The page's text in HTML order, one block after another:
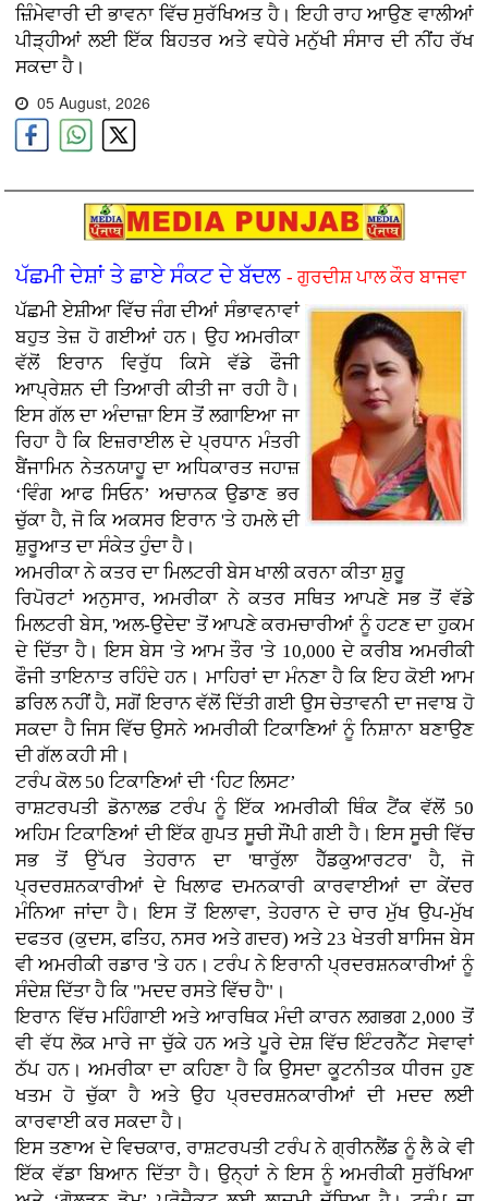
ਜ਼ਿੰਮੇਵਾਰੀ ਦੀ ਭਾਵਨਾ ਵਿੱਚ ਸੁਰੱਖਿਅਤ ਹੈ। ਇਹੀ ਰਾਹ ਆਉਣ ਵਾਲੀਆਂ
ਪੀੜ੍ਹੀਆਂ ਲਈ ਇੱਕ ਬਿਹਤਰ ਅਤੇ ਵਧੇਰੇ ਮਨੁੱਖੀ ਸੰਸਾਰ ਦੀ ਨੀਂਹ ਰੱਖ
ਸਕਦਾ ਹੈ।
05 August, 2026
ਪੱਛਮੀ ਦੇਸ਼ਾਂ ਤੇ ਛਾਏ ਸੰਕਟ ਦੇ ਬੱਦਲ- ਗੁਰਦੀਸ਼ ਪਾਲ ਕੌਰ ਬਾਜਵਾ
ਪੱਛਮੀ ਏਸ਼ੀਆ ਵਿੱਚ ਜੰਗ ਦੀਆਂ ਸੰਭਾਵਨਾਵਾਂ
ਬਹੁਤ ਤੇਜ਼ ਹੋ ਗਈਆਂ ਹਨ। ਉਹ ਅਮਰੀਕਾ
ਵੱਲੋਂ ਇਰਾਨ ਵਿਰੁੱਧ ਕਿਸੇ ਵੱਡੇ ਫੌਜੀ
ਆਪ੍ਰੇਸ਼ਨ ਦੀ ਤਿਆਰੀ ਕੀਤੀ ਜਾ ਰਹੀ ਹੈ।
ਇਸ ਗੱਲ ਦਾ ਅੰਦਾਜ਼ਾ ਇਸ ਤੋਂ ਲਗਾਇਆ ਜਾ
ਰਿਹਾ ਹੈ ਕਿ ਇਜ਼ਰਾਈਲ ਦੇ ਪ੍ਰਧਾਨ ਮੰਤਰੀ
ਬੈਂਜਾਮਿਨ ਨੇਤਨਯਾਹੂ ਦਾ ਅਧਿਕਾਰਤ ਜਹਾਜ਼
‘ਵਿੰਗ ਆਫ ਸਿਓਨ’ ਅਚਾਨਕ ਉਡਾਣ ਭਰ
ਚੁੱਕਾ ਹੈ, ਜੋ ਕਿ ਅਕਸਰ ਇਰਾਨ 'ਤੇ ਹਮਲੇ ਦੀ
ਸ਼ੁਰੂਆਤ ਦਾ ਸੰਕੇਤ ਹੁੰਦਾ ਹੈ।
ਅਮਰੀਕਾ ਨੇ ਕਤਰ ਦਾ ਮਿਲਟਰੀ ਬੇਸ ਖਾਲੀ ਕਰਨਾ ਕੀਤਾ ਸ਼ੁਰੂ
ਰਿਪੋਰਟਾਂ ਅਨੁਸਾਰ, ਅਮਰੀਕਾ ਨੇ ਕਤਰ ਸਥਿਤ ਆਪਣੇ ਸਭ ਤੋਂ ਵੱਡੇ
ਮਿਲਟਰੀ ਬੇਸ, 'ਅਲ-ਉਦੇਦ' ਤੋਂ ਆਪਣੇ ਕਰਮਚਾਰੀਆਂ ਨੂੰ ਹਟਣ ਦਾ ਹੁਕਮ
ਦੇ ਦਿੱਤਾ ਹੈ। ਇਸ ਬੇਸ 'ਤੇ ਆਮ ਤੌਰ 'ਤੇ 10,000 ਦੇ ਕਰੀਬ ਅਮਰੀਕੀ
ਫੌਜੀ ਤਾਇਨਾਤ ਰਹਿੰਦੇ ਹਨ। ਮਾਹਿਰਾਂ ਦਾ ਮੰਨਣਾ ਹੈ ਕਿ ਇਹ ਕੋਈ ਆਮ
ਡਰਿਲ ਨਹੀਂ ਹੈ, ਸਗੋਂ ਇਰਾਨ ਵੱਲੋਂ ਦਿੱਤੀ ਗਈ ਉਸ ਚੇਤਾਵਨੀ ਦਾ ਜਵਾਬ ਹੋ
ਸਕਦਾ ਹੈ ਜਿਸ ਵਿੱਚ ਉਸਨੇ ਅਮਰੀਕੀ ਟਿਕਾਣਿਆਂ ਨੂੰ ਨਿਸ਼ਾਨਾ ਬਣਾਉਣ
ਦੀ ਗੱਲ ਕਹੀ ਸੀ।
ਟਰੰਪ ਕੋਲ 50 ਟਿਕਾਣਿਆਂ ਦੀ ‘ਹਿਟ ਲਿਸਟ’
ਰਾਸ਼ਟਰਪਤੀ ਡੋਨਾਲਡ ਟਰੰਪ ਨੂੰ ਇੱਕ ਅਮਰੀਕੀ ਥਿੰਕ ਟੈਂਕ ਵੱਲੋਂ 50
ਅਹਿਮ ਟਿਕਾਣਿਆਂ ਦੀ ਇੱਕ ਗੁਪਤ ਸੂਚੀ ਸੌਂਪੀ ਗਈ ਹੈ। ਇਸ ਸੂਚੀ ਵਿੱਚ
ਸਭ ਤੋਂ ਉੱਪਰ ਤੇਹਰਾਨ ਦਾ 'ਥਾਰੁੱਲਾ ਹੈੱਡਕੁਆਰਟਰ' ਹੈ, ਜੋ
ਪ੍ਰਦਰਸ਼ਨਕਾਰੀਆਂ ਦੇ ਖਿਲਾਫ ਦਮਨਕਾਰੀ ਕਾਰਵਾਈਆਂ ਦਾ ਕੇਂਦਰ
ਮੰਨਿਆ ਜਾਂਦਾ ਹੈ। ਇਸ ਤੋਂ ਇਲਾਵਾ, ਤੇਹਰਾਨ ਦੇ ਚਾਰ ਮੁੱਖ ਉਪ-ਮੁੱਖ
ਦਫਤਰ (ਕੁਦਸ, ਫਤਿਹ, ਨਸਰ ਅਤੇ ਗਦਰ) ਅਤੇ 23 ਖੇਤਰੀ ਬਾਸਿਜ ਬੇਸ
ਵੀ ਅਮਰੀਕੀ ਰਡਾਰ 'ਤੇ ਹਨ। ਟਰੰਪ ਨੇ ਇਰਾਨੀ ਪ੍ਰਦਰਸ਼ਨਕਾਰੀਆਂ ਨੂੰ
ਸੰਦੇਸ਼ ਦਿੱਤਾ ਹੈ ਕਿ "ਮਦਦ ਰਸਤੇ ਵਿੱਚ ਹੈ"।
ਇਰਾਨ ਵਿੱਚ ਮਹਿੰਗਾਈ ਅਤੇ ਆਰਥਿਕ ਮੰਦੀ ਕਾਰਨ ਲਗਭਗ 2,000 ਤੋਂ
ਵੀ ਵੱਧ ਲੋਕ ਮਾਰੇ ਜਾ ਚੁੱਕੇ ਹਨ ਅਤੇ ਪੂਰੇ ਦੇਸ਼ ਵਿੱਚ ਇੰਟਰਨੈੱਟ ਸੇਵਾਵਾਂ
ਠੱਪ ਹਨ। ਅਮਰੀਕਾ ਦਾ ਕਹਿਣਾ ਹੈ ਕਿ ਉਸਦਾ ਕੂਟਨੀਤਕ ਧੀਰਜ ਹੁਣ
ਖਤਮ ਹੋ ਚੁੱਕਾ ਹੈ ਅਤੇ ਉਹ ਪ੍ਰਦਰਸ਼ਨਕਾਰੀਆਂ ਦੀ ਮਦਦ ਲਈ
ਕਾਰਵਾਈ ਕਰ ਸਕਦਾ ਹੈ।
ਇਸ ਤਣਾਅ ਦੇ ਵਿਚਕਾਰ, ਰਾਸ਼ਟਰਪਤੀ ਟਰੰਪ ਨੇ ਗ੍ਰੀਨਲੈਂਡ ਨੂੰ ਲੈ ਕੇ ਵੀ
ਇੱਕ ਵੱਡਾ ਬਿਆਨ ਦਿੱਤਾ ਹੈ। ਉਨ੍ਹਾਂ ਨੇ ਇਸ ਨੂੰ ਅਮਰੀਕੀ ਸੁਰੱਖਿਆ